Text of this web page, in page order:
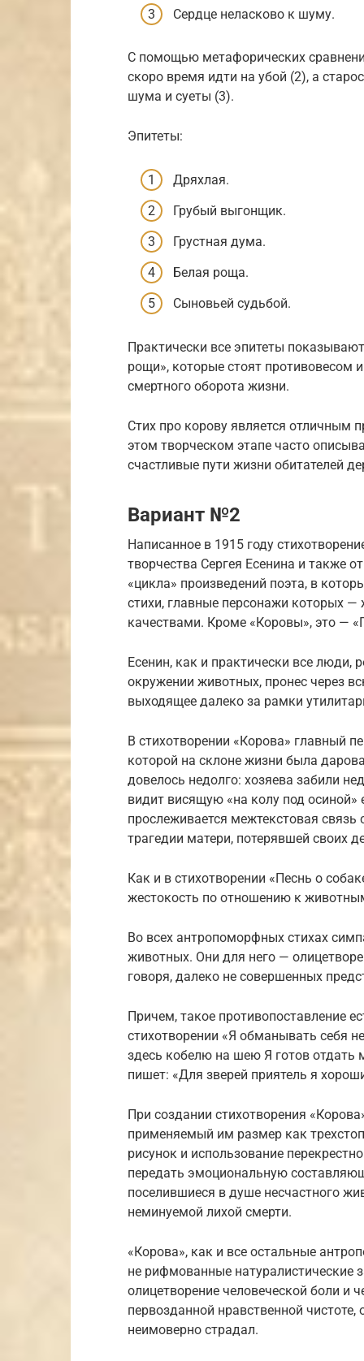
Сердце неласково к шуму.
С помощью метафорических
скоро время идти на убой (2), а
шума и суеты (3).
Эпитеты:
Дряхлая.
Грубый выгонщик.
Грустная дума.
Белая роща.
Сыновьей судьбой.
Практически все эпитеты
рощи», которые стоят противовесом
смертного оборота жизни.
Стих про корову является отличным
этом творческом этапе часто
счастливые пути жизни обитателей
Вариант №2
Написанное в 1915 году
творчества Сергея Есенина и также
«цикла» произведений поэта, в
стихи, главные персонажи которых
качествами. Кроме «Коровы», это —
Есенин, как и практически все люди,
окружении животных, пронес через
выходящее далеко за рамки
В стихотворении «Корова» главный
которой на склоне жизни была
довелось недолго: хозяева забили
видит висящую «на колу под осиной»
прослеживается межтекстовая
трагедии матери, потерявшей своих
Как и в стихотворении «Песнь о
жестокость по отношению к
Во всех антропоморфных стихах
животных. Они для него —
говоря, далеко не совершенных
Причем, такое противопоставление
стихотворении «Я обманывать себя
здесь кобелю на шею Я готов отдать
пишет: «Для зверей приятель я
При создании стихотворения
применяемый им размер как
рисунок и использование
передать эмоциональную
поселившиеся в душе несчастного
неминуемой лихой смерти.
«Корова», как и все остальные
не рифмованные натуралистические
олицетворение человеческой боли и
первозданной нравственной
неимоверно страдал.